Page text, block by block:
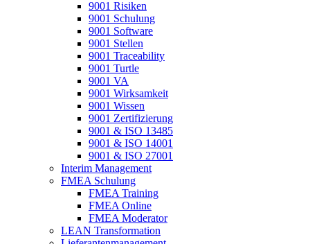
9001 Risiken
9001 Schulung
9001 Software
9001 Stellen
9001 Traceability
9001 Turtle
9001 VA
9001 Wirksamkeit
9001 Wissen
9001 Zertifizierung
9001 & ISO 13485
9001 & ISO 14001
9001 & ISO 27001
Interim Management
FMEA Schulung
FMEA Training
FMEA Online
FMEA Moderator
LEAN Transformation